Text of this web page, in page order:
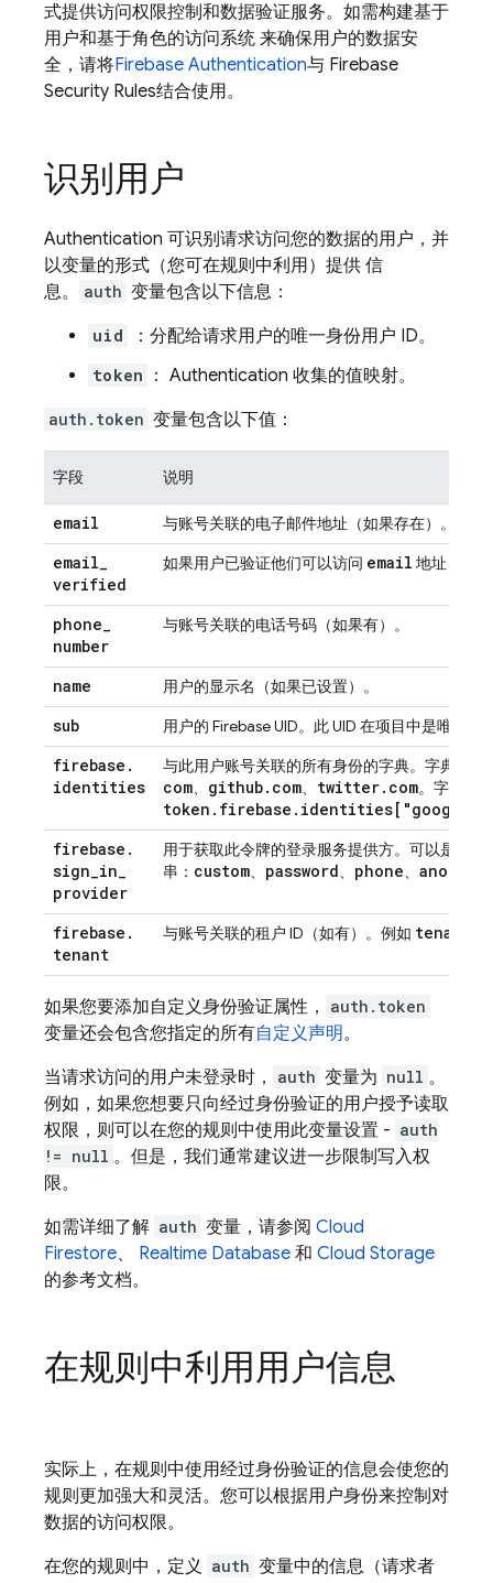
式提供访问权限控制和数据验证服务。如需构建基于
用户和基于角色的访问系统 来确保用户的数据安
全，请将Firebase Authentication与 Firebase
Security Rules结合使用。
识别用户
Authentication 可识别请求访问您的数据的用户，并
以变量的形式（您可在规则中利用）提供 信
息。
auth 变量包含以下信息：
uid ：分配给请求用户的唯一身份用户 ID。
token ：Authentication 收集的值映射。
auth.token 变量包含以下值：
字段 说明
email 与账号关联的电子邮件地址（如果存在）。
email_
verified
如果用户已验证他们可以访问 email 地址，则
phone_
number
与账号关联的电话号码（如果有）。
name 用户的显示名（如果已设置）。
sub 用户的 Firebase UID。此 UID 在项目中是唯一的
firebase .
identities
与此用户账号关联的所有身份的字典。字典的键
com、 github. com、 twitter. com。字典的
token . firebase . identities["google
firebase .
sign_in_
provider
用于获取此令牌的登录服务提供方。可以是以下
串： custom、 password、 phone、
firebase .
tenant
与账号关联的租户 ID（如有）。例如 tenant2-
如果您要添加自定义身份验证属性， auth.token
变量还会包含您指定的所有自定义声明。
当请求访问的用户未登录时，
auth 变量为 null 。
例如，如果您想要只向经过身份验证的用户授予读取
权限，则可以在您的规则中使用此变量设置 - auth
!= null 。但是，我们通常建议进一步限制写入权
限。
如需详细了解 auth 变量，请参阅 Cloud
Firestore、 Realtime Database 和 Cloud Storage
的参考文档。
在规则中利用用户信息
实际上，在规则中使用经过身份验证的信息会使您的
规则更加强大和灵活。您可以根据用户身份来控制对
数据的访问权限。
在您的规则中，定义 auth 变量中的信息（请求者